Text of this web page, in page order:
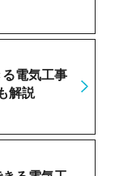
電気工事
解説